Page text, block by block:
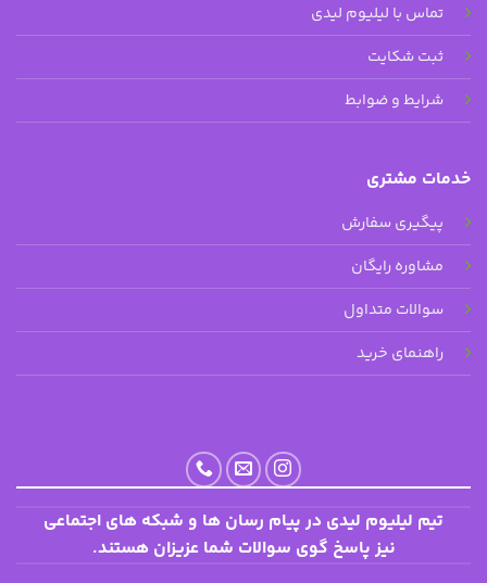
تماس با لیلیوم لیدی
ثبت شکایت
شرایط و ضوابط
خدمات مشتری
پیگیری سفارش
مشاوره رایگان
سوالات متداول
راهنمای خرید
تیم لیلیوم لیدی در پیام رسان ها و شبکه های اجتماعی
نیز پاسخ گوی سوالات شما عزیزان هستند.